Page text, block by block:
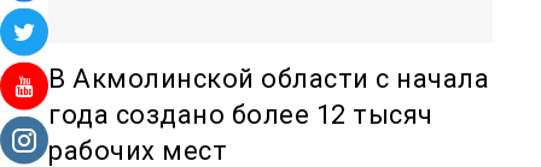
В Акмолинской области с начала
года создано более 12 тысяч
рабочих мест